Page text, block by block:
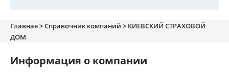
Имущество
Справочник компаний
Главная >Справочник компаний > КИЕВСКИЙ СТРАХОВОЙ
ДОМ
Информация о компании